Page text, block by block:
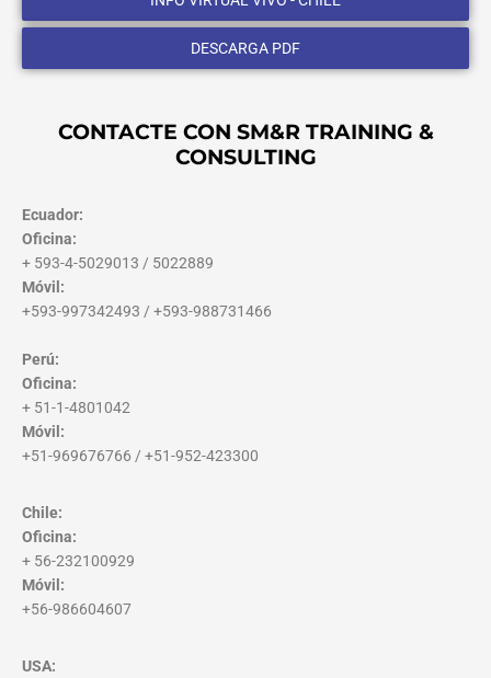
DESCARGA PDF
CONTACTE CON SM&R TRAINING &
CONSULTING
Ecuador:
Oficina:
+ 593-4-5029013 / 5022889
Móvil:
+593-997342493 / +593-988731466
Perú:
Oficina:
+ 51-1-4801042
Móvil:
+51-969676766 / +51-952-423300
Chile:
Oficina:
+ 56-232100929
Móvil:
+56-986604607
USA: